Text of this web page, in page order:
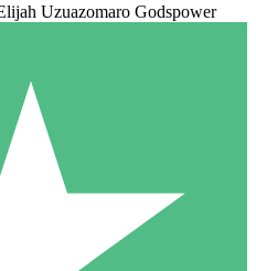
Uzuazomaro Godspower